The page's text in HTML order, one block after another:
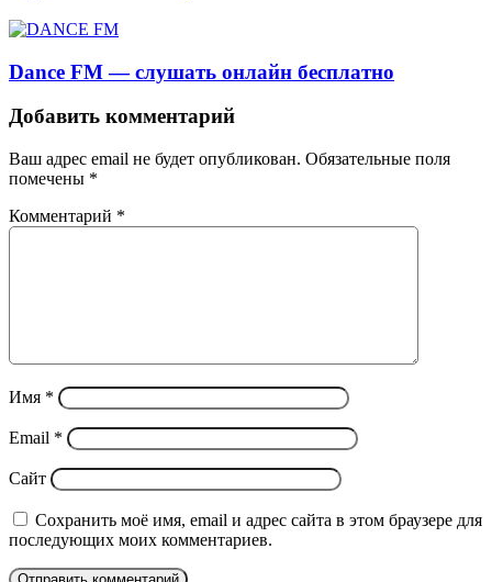
Dance FM — слушать онлайн бесплатно
Добавить комментарий
Ваш адрес email не будет опубликован. Обязательные поля
помечены *
Комментарий *
Имя *
Email *
Сайт
Сохранить моё имя, email и адрес сайта в этом браузере для
последующих моих комментариев.